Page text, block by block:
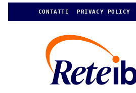
CONTATTI PRIVACY POLICY